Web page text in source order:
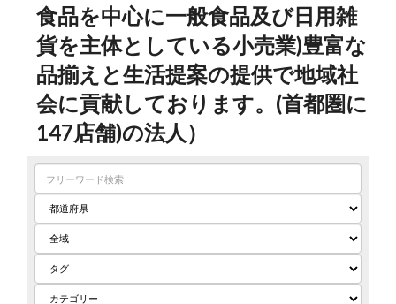
食品を中心に一般食品及び日用雑
貨を主体としている小売業)豊富な
品揃えと生活提案の提供で地域社
会に貢献しております。(首都圏に
147店舗)の法人）